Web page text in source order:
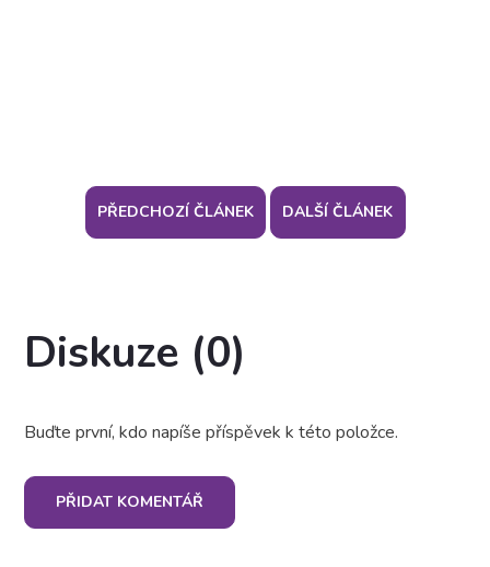
PŘEDCHOZÍ ČLÁNEK DALŠÍ ČLÁNEK
Diskuze (0)
Buďte první, kdo napíše příspěvek k této položce.
PŘIDAT KOMENTÁŘ